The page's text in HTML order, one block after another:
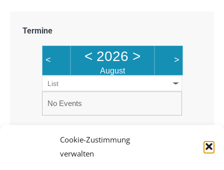
Cookie-Zustimmung
verwalten
Termine
< < 2026 >
August
>
List
No Events